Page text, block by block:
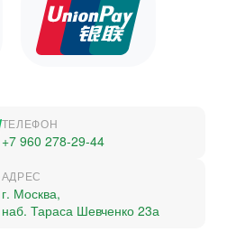
ТЕЛЕФОН
+7 960 278-29-44
АДРЕС
г. Москва,
наб. Тараса Шевченко 23а